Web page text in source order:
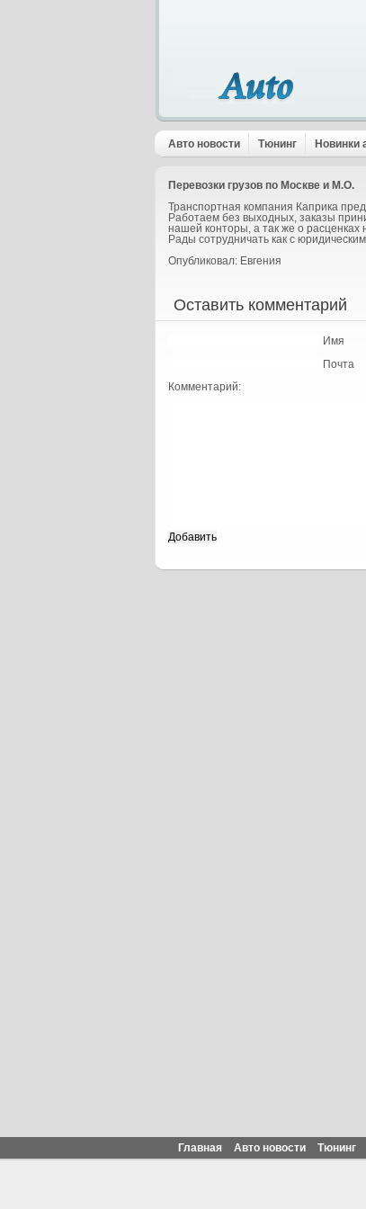
Авто новости Тюнинг Новинки
Перевозки грузов по Москве и М.О.
Транспортная компания Каприка
Работаем без выходных, заказы
нашей конторы, а так же о
Рады сотрудничать как с
Опубликовал: Евгения
Оставить комментарий
Имя
Почта
Комментарий:
Главная Авто новости Тюнинг